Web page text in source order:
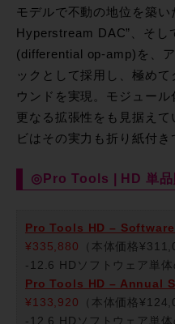
モデルで不動の地位を築
Hyperstream DAC”、そし
(differential op-amp)を、
ックとして採用し、極め
ウンドを実現。モジュー
更なる拡張性をも見据え
ビはその実力も折り紙付き
◎Pro Tools | HD 単
Pro Tools HD –
¥335,880
（本体価格
-12.6 HDソフトウェア単
Pro Tools HD – Annual
¥133,920
（本体価格
-12.6 HDソフトウェア単